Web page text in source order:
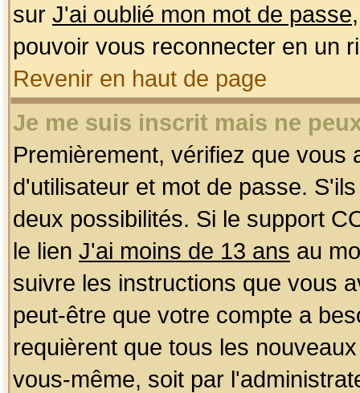
sur J'ai oublié mon mot de passe
pouvoir vous reconnecter en un
Revenir en haut de page
Je me suis inscrit mais ne
Premièrement, vérifiez que
d'utilisateur et mot de passe.
deux possibilités. Si le support
le lien J'ai moins de 13 ans au
suivre les instructions que vous
peut-être que votre compte a
requièrent que tous les
vous-même, soit par